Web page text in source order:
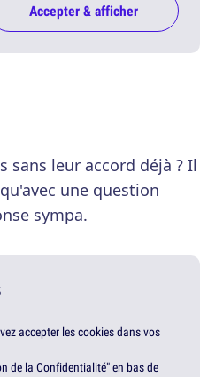
Accepter & afficher
sans leur accord déjà ? Il
une question
sympa.
accepter les cookies dans vos
de la Confidentialité" en bas de